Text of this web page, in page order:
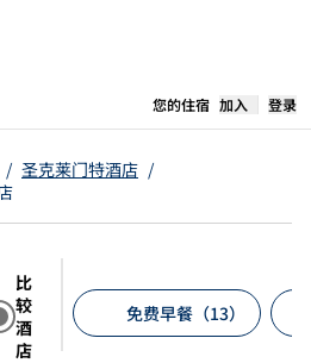
您的住宿, 在新标签
加入 登录
/ 圣克莱门特酒店 /
比
较
酒
店
免费早餐（13）